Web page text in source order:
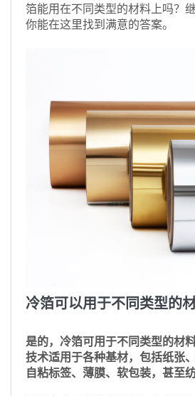
箔能用在不同类型的材料上吗？
你能在这里找到满意的答案。
冷箔可以用于不同类型的材
是的，冷箔可用于不同类型的材
技术适用于各种基材，包括纸张
自粘标签、薄膜、软包装，甚至